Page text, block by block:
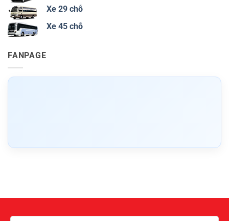
Xe 29 chỗ
Xe 45 chỗ
FANPAGE